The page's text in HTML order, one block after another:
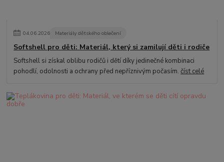
04.06.2026 Materiály dětského oblečení
Softshell pro děti: Materiál, který si zamilují děti i rodiče
Softshell si získal oblibu rodičů i dětí díky jedinečné kombinaci
pohodlí, odolnosti a ochrany před nepříznivým počasím.číst celé